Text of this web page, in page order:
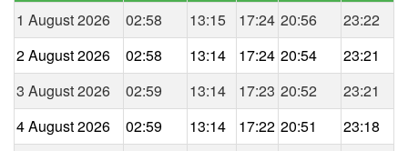
1 August 2026
02:58 13:15 17:24 20:56
23:22
2 August 2026
02:58 13:14 17:24 20:54
23:21
3 August 2026
02:59 13:14 17:23 20:52
23:21
4 August 2026
02:59 13:14 17:22 20:51
23:18